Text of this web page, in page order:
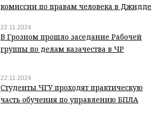
комиссии по правам человека в Джидде
22.11.2024
В Грозном прошло заседание Рабочей
группы по делам казачества в ЧР
22.11.2024
Студенты ЧГУ проходят практическую
часть обучения по управлению БПЛА